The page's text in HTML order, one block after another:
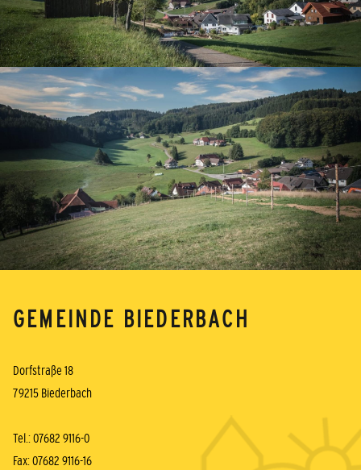
GEMEINDE BIEDERBACH
Dorfstraße 18
79215 Biederbach
Tel.: 07682 9116-0
Fax: 07682 9116-16